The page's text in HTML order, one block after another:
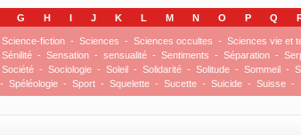
G H I J K L M N O P Q
Science-fiction - Sciences - Sciences occultes - Sciences vie et
Sénilité - Sensation - sensualité - Sentiments - Séparation -
Société - Sociologie - Soleil - Solidarité - Solitude - Sommeil -
- Spéléologie - Sport - Squelette - Sucette - Suicide - Suisse -